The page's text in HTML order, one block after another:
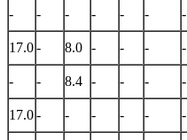
- - - - - - -
17.0- 8.0 - - - -
- - 8.4 - - - -
17.0- - - - - -